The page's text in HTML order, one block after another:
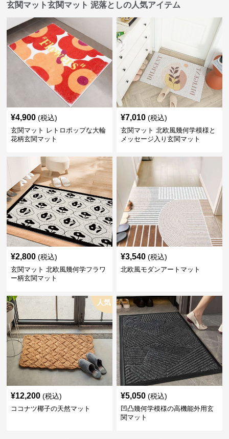
玄関マット玄関マット 泥落としの人気アイテム
¥4,900 (税込)
玄関マット レトロポップな大輪
花柄玄関マット
¥7,010 (税込)
玄関マット 北欧風幾何学模様と
メッセージ入り玄関マット
¥2,800 (税込)
玄関マット 北欧風幾何学フラワ
ー柄玄関マット
¥3,540 (税込)
北欧風モダンアートマット
人気
¥12,200 (税込)
ココナツ椰子の天然マット
¥5,050 (税込)
凹凸幾何学模様の高機能外用玄
関マット